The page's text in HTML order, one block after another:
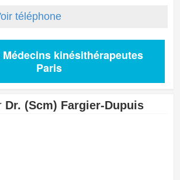
téléphone
kinésithérapeutes
Paris
Dr. (Scm) Fargier-Dupuis